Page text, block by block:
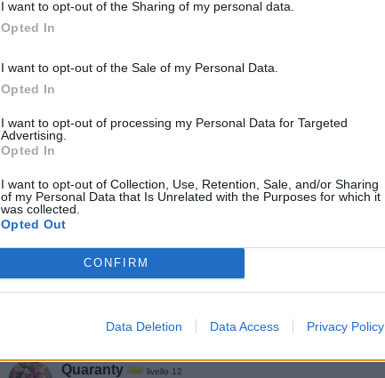
I want to opt-out of the Sharing of my personal data.
Opted In
I want to opt-out of the Sale of my Personal Data.
Opted In
I want to opt-out of processing my Personal Data for Targeted
Advertising.
Opted In
I want to opt-out of Collection, Use, Retention, Sale, and/or Sharing
of my Personal Data that Is Unrelated with the Purposes for which it
was collected.
Opted Out
CONFIRM
Data Deletion Data Access Privacy Policy
Quaranty livello 12